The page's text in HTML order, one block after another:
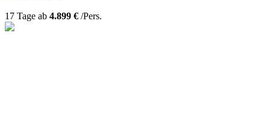
17 Tage ab 4.899 € /Pers.